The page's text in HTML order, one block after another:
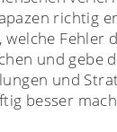
richtig
welche Fehler
und gebe
und
besser